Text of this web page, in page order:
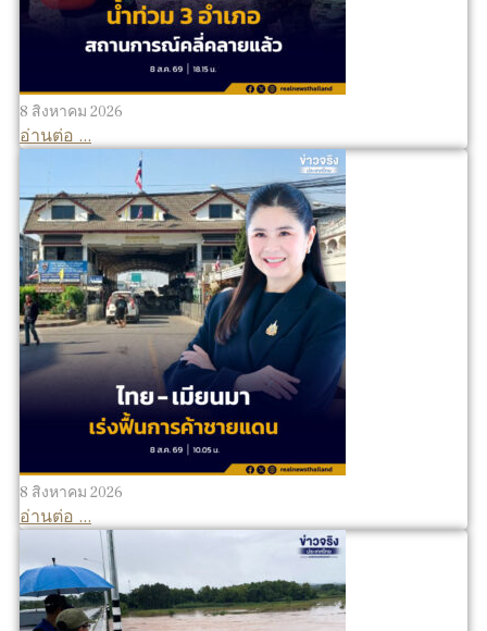
8 สิงหาคม 2026
อ่านต่อ ...
8 สิงหาคม 2026
อ่านต่อ ...